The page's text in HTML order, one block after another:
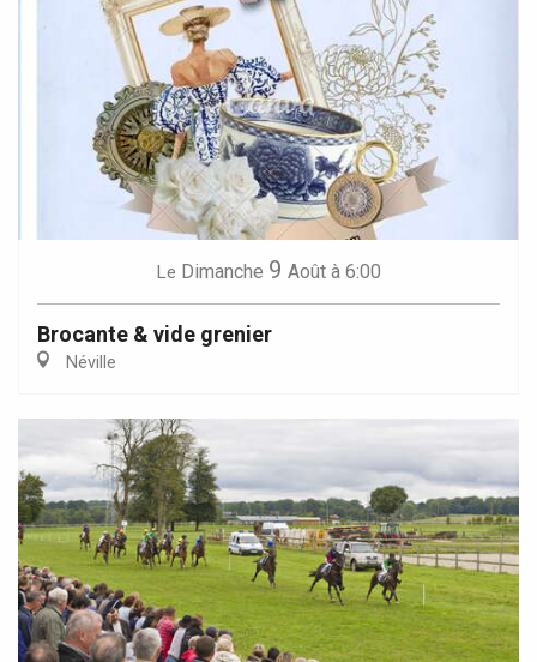
Le Dimanche 9 Août à 6:00
Brocante & vide grenier
Néville